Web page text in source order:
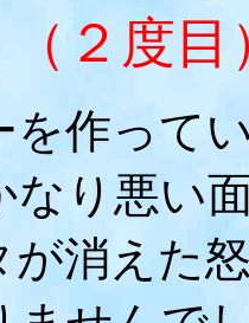
２度目
を作って
なり悪い
が消えた